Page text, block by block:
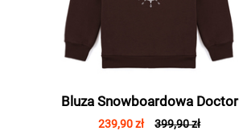
Bluza Snowboardowa Doctor
239,90 zł 399,90 zł